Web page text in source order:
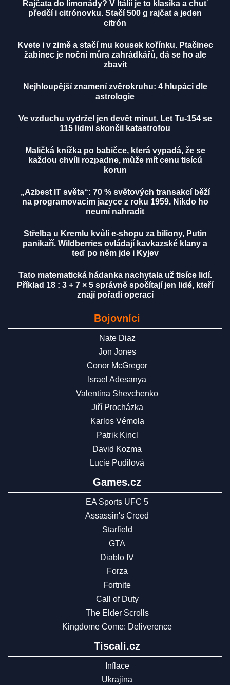
Rajčata do limonády? V Itálii je to klasika a chuť
předčí i citrónovku. Stačí 500 g rajčat a jeden
citrón
Kvete i v zimě a stačí mu kousek kořínku. Ptačinec
žabinec je noční můra zahrádkářů, dá se ho ale
zbavit
Nejhloupější znamení zvěrokruhu: 4 hlupáci dle
astrologie
Ve vzduchu vydržel jen devět minut. Let Tu-154 se
115 lidmi skončil katastrofou
Maličká knížka po babičce, která vypadá, že se
každou chvíli rozpadne, může mít cenu tisíců
korun
„Azbest IT světa“: 70 % světových transakcí běží
na programovacím jazyce z roku 1959. Nikdo ho
neumí nahradit
Střelba u Kremlu kvůli e-shopu za biliony, Putin
panikaří. Wildberries ovládají kavkazské klany a
teď po něm jde i Kyjev
Tato matematická hádanka nachytala už tisíce lidí.
Příklad 18 : 3 + 7 × 5 správně spočítají jen lidé, kteří
znají pořadí operací
Bojovníci
Nate Diaz
Jon Jones
Conor McGregor
Israel Adesanya
Valentina Shevchenko
Jiří Procházka
Karlos Vémola
Patrik Kincl
David Kozma
Lucie Pudilová
Games.cz
EA Sports UFC 5
Assassin's Creed
Starfield
GTA
Diablo IV
Forza
Fortnite
Call of Duty
The Elder Scrolls
Kingdome Come: Deliverence
Tiscali.cz
Inflace
Ukrajina